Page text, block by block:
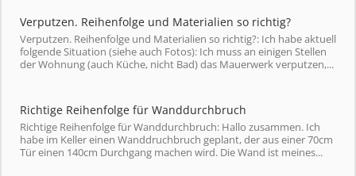
Verputzen. Reihenfolge und Materialien so richtig?
Verputzen. Reihenfolge und Materialien so richtig?: Ich habe aktuell
folgende Situation (siehe auch Fotos): Ich muss an einigen Stellen
der Wohnung (auch Küche, nicht Bad) das Mauerwerk verputzen,...
Richtige Reihenfolge für Wanddurchbruch
Richtige Reihenfolge für Wanddurchbruch: Hallo zusammen. Ich
habe im Keller einen Wanddruchbruch geplant, der aus einer 70cm
Tür einen 140cm Durchgang machen wird. Die Wand ist meines...